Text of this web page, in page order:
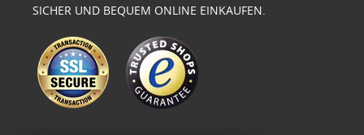
SICHER UND BEQUEM ONLINE EINKAUFEN.